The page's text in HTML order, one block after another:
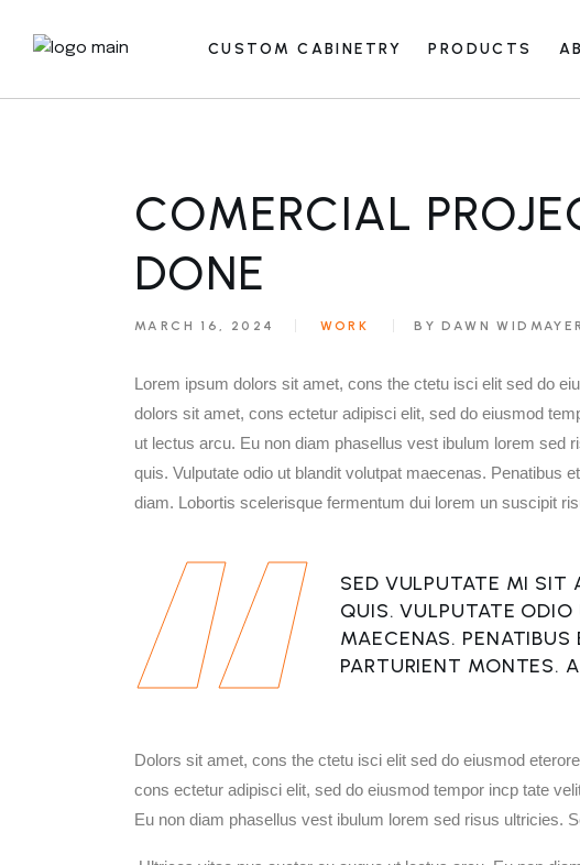
CUSTOM CABINETRY PRODUCTS
Care and Maintenance
COMERCIAL
DONE
MARCH 16, 2024 WORK BY DAWN WIDMAYER
Lorem ipsum dolors sit amet, cons the ctetu isci elit sed do
dolors sit amet, cons ectetur adipisci elit, sed do eiusmod
ut lectus arcu. Eu non diam phasellus vest ibulum lorem
quis. Vulputate odio ut blandit volutpat maecenas. Penatibus
diam. Lobortis scelerisque fermentum dui lorem un suscipit
SED VULPUTATE MI
QUIS. VULPUTATE
MAECENAS.
PARTURIENT MONTES.
Dolors sit amet, cons the ctetu isci elit sed do eiusmod
cons ectetur adipisci elit, sed do eiusmod tempor incp tate
Eu non diam phasellus vest ibulum lorem sed risus ultricies.